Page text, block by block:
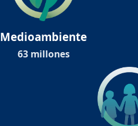
Medioambiente
63 millones